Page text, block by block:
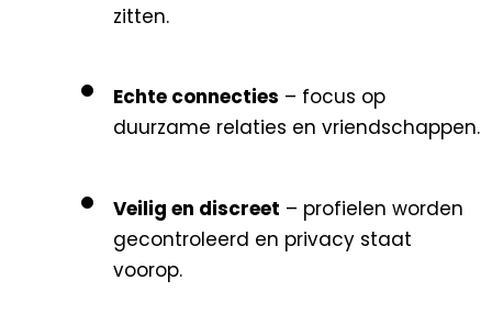
zitten.
Echte connecties – focus op
duurzame relaties en vriendschappen.
Veilig en discreet – profielen worden
gecontroleerd en privacy staat
voorop.